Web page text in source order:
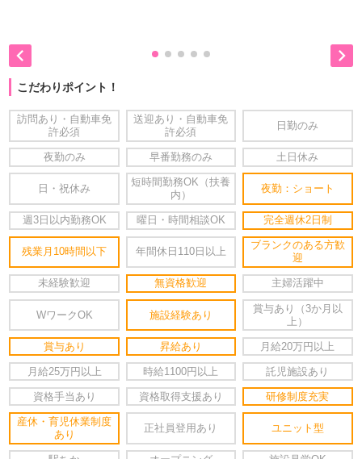
 
こだわりポイント！
訪問あり・自動車免
許必須
送迎あり・自動車免
許必須
日勤のみ
夜勤のみ 早番勤務のみ 土日休み
日・祝休み
短時間勤務OK（扶養
内）
夜勤：ショート
週3日以内勤務OK 曜日・時間相談OK 完全週休2日制
残業月10時間以下 年間休日110日以上
ブランクのある方歓
迎
未経験歓迎 無資格歓迎 主婦活躍中
WワークOK 施設経験あり
賞与あり（3か月以
上）
賞与あり 昇給あり 月給20万円以上
月給25万円以上 時給1100円以上 託児施設あり
資格手当あり 資格取得支援あり 研修制度充実
産休・育児休業制度
あり
正社員登用あり ユニット型